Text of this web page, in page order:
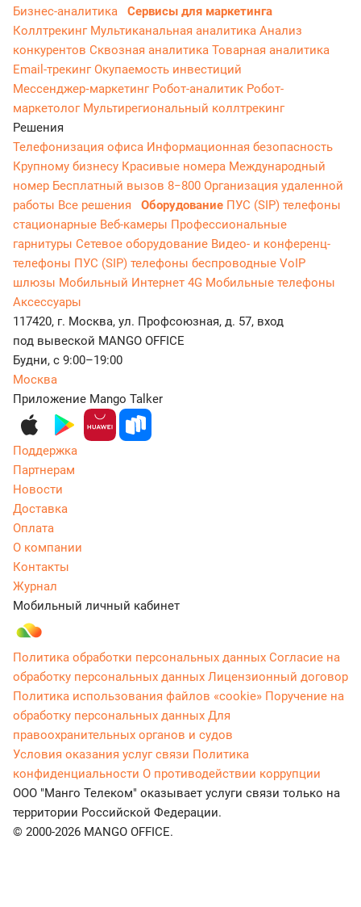
Бизнес-аналитика
Сервисы для маркетинга
Коллтрекинг Мультиканальная аналитика Анализ
конкурентов Сквозная аналитика Товарная аналитика
Email-трекингОкупаемость инвестиций
Мессенджер‑маркетинг Робот-аналитик Робот-
маркетолог Мультирегиональный коллтрекинг
Решения
Телефонизация офиса Информационная безопасность
Крупному бизнесу Красивые номера Международный
номер Бесплатный вызов 8−800 Организация удаленной
работы Все решения Оборудование ПУС (SIP) телефоны
стационарные Веб-камеры Профессиональные
гарнитуры Сетевое оборудование Видео- и конференц-
телефоны ПУС (SIP) телефоны беспроводные VoIP
шлюзы Мобильный Интернет 4G Мобильные телефоны
Аксессуары
117420, г. Москва, ул. Профсоюзная, д. 57, вход
под вывеской MANGO OFFICE
Будни, с 9:00–19:00
Москва
Приложение Mango Talker
Поддержка
Партнерам
Новости
Доставка
Оплата
О компании
Контакты
Журнал
Мобильный личный кабинет
Политика обработки персональных данных Согласие на
обработку персональных данных Лицензионный договор
Политика использования файлов «cookie» Поручение на
обработку персональных данных Для
правоохранительных органов и судов
Условия оказания услуг связи Политика
конфиденциальности О противодействии коррупции
ООО "Манго Телеком" оказывает услуги связи только на
территории Российской Федерации.
© 2000-2026 MANGO OFFICE.